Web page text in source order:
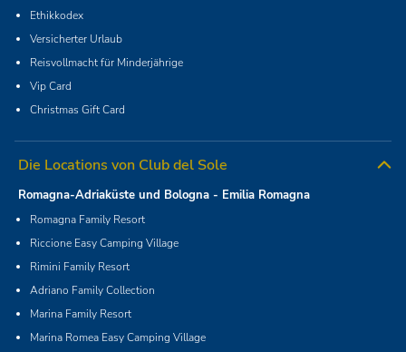
Ethikkodex
Versicherter Urlaub
Reisvollmacht für Minderjährige
Vip Card
Christmas Gift Card
Die Locations von Club del Sole
Romagna-Adriaküste und Bologna - Emilia Romagna
Romagna Family Resort
Riccione Easy Camping Village
Rimini Family Resort
Adriano Family Collection
Marina Family Resort
Marina Romea Easy Camping Village